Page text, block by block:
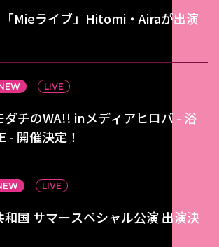
Mieライブ」Hitomi・Airaが出演
LIVE
ダチのWA!! inメディアヒロバ - 浴
- 開催決定！
LIVE
国 サマースペシャル公演 出演決